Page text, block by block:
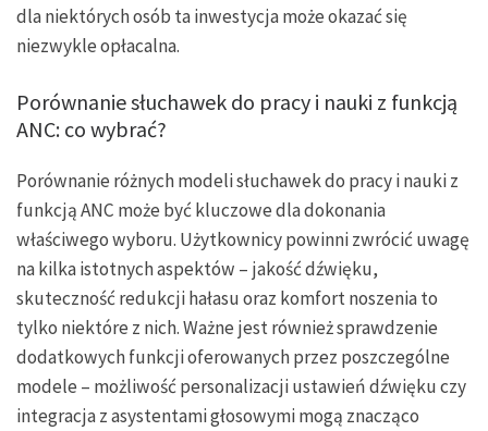
dla niektórych osób ta inwestycja może okazać się
niezwykle opłacalna.
Porównanie słuchawek do pracy i nauki z funkcją
ANC: co wybrać?
Porównanie różnych modeli słuchawek do pracy i nauki z
funkcją ANC może być kluczowe dla dokonania
właściwego wyboru. Użytkownicy powinni zwrócić uwagę
na kilka istotnych aspektów – jakość dźwięku,
skuteczność redukcji hałasu oraz komfort noszenia to
tylko niektóre z nich. Ważne jest również sprawdzenie
dodatkowych funkcji oferowanych przez poszczególne
modele – możliwość personalizacji ustawień dźwięku czy
integracja z asystentami głosowymi mogą znacząco